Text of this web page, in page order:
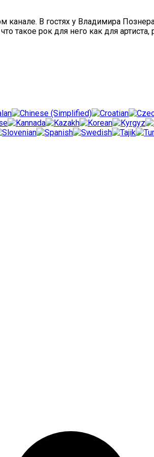
В гостях у Владимира
такое рок для него как для